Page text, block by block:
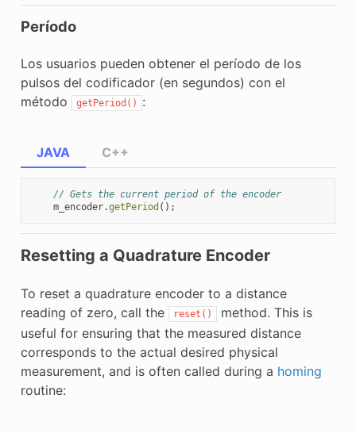
Período
Los usuarios pueden obtener el período de los
pulsos del codificador (en segundos) con el
método
getPeriod() :
JAVA
// Gets the current period of the encoder
m_encoder.getPeriod ();
C++
Resetting a Quadrature Encoder
To reset a quadrature encoder to a distance
reading of zero, call the
reset()
method. This is
useful for ensuring that the measured distance
corresponds to the actual desired physical
measurement, and is often called during a homing
routine: